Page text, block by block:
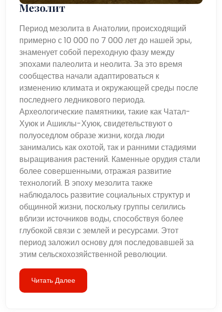
Мезолит
Период мезолита в Анатолии, происходящий
примерно с 10 000 по 7 000 лет до нашей эры,
знаменует собой переходную фазу между
эпохами палеолита и неолита. За это время
сообщества начали адаптироваться к
изменению климата и окружающей среды после
последнего ледникового периода.
Археологические памятники, такие как Чатал-
Хуюк и Ашиклы-Хуюк, свидетельствуют о
полуоседлом образе жизни, когда люди
занимались как охотой, так и ранними стадиями
выращивания растений. Каменные орудия стали
более совершенными, отражая развитие
технологий. В эпоху мезолита также
наблюдалось развитие социальных структур и
общинной жизни, поскольку группы селились
вблизи источников воды, способствуя более
глубокой связи с землей и ресурсами. Этот
период заложил основу для последовавшей за
этим сельскохозяйственной революции.
Читать Далее